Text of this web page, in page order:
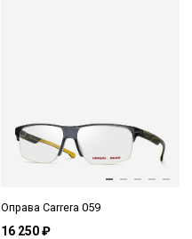
Оправа Carrera 059
16 250 ₽